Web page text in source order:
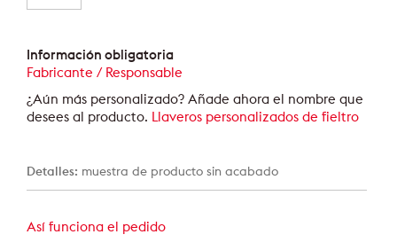
Información obligatoria
Fabricante / Responsable
¿Aún más personalizado? Añade ahora el nombre que
desees al producto. Llaveros personalizados de fieltro
Detalles: muestra de producto sin acabado
Así funciona el pedido